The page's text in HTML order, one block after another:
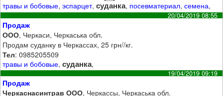
травы и бобовые,эспарцет,суданка, посевматериал,семена,
20/04/2019 08:55
Продаж
ООО, Черкаси, Черкаська обл.
Продам суданку в Черкассах, 25 грн//кг.
Тел: 0985205509
травы и бобовые,суданка,
19/04/2019 09:19
Продаж
Черкаснасинтрав ООО, Черкассы, Черкаська обл.